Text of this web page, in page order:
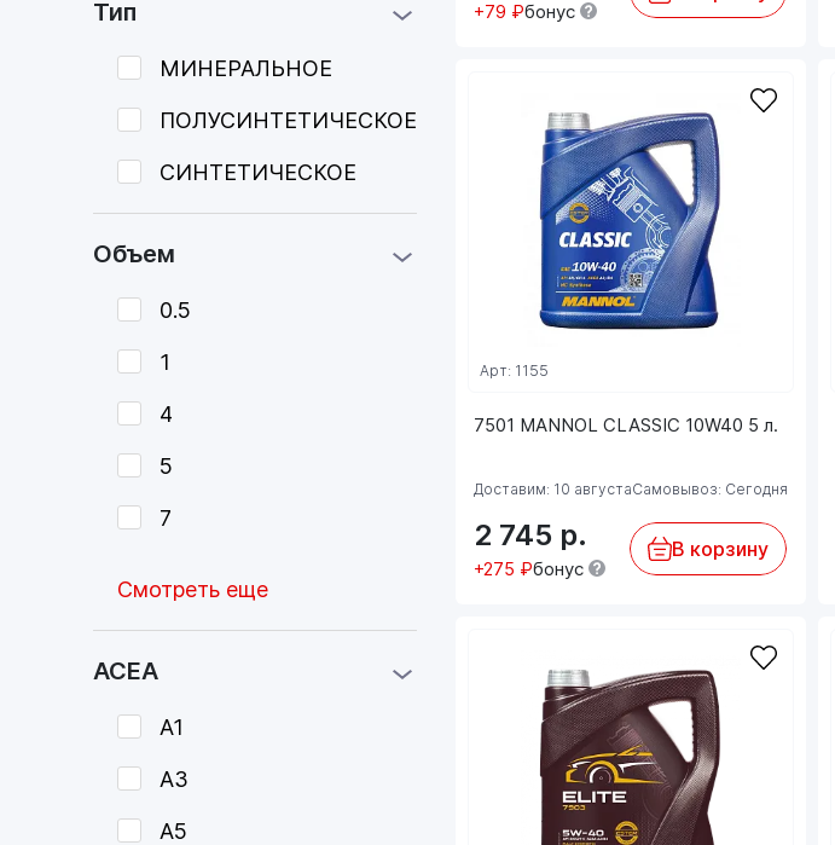
Тип
МИНЕРАЛЬНОЕ
ПОЛУСИНТЕТИЧЕСКОЕ
СИНТЕТИЧЕСКОЕ
Объем
0.5
1
4
5
7
Смотреть еще
ACEA
A1
A3
A5
+79 ₽бонус
7501 MANNOL CLASSIC 10W40 5 л.
Арт: 1155
Доставим: 10 августаСамовывоз: Сегодня
2 745 р.
+275 ₽бонус
В корзину